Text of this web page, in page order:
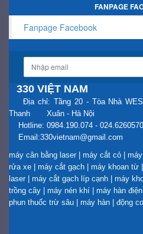
FANPAGE
Fanpage Facebook
330 VIỆT NAM
Địa chỉ: Tầng 20 - Tòa Nhà
Thanh Xuân - Hà Nội
Hotline: 0984.190.074 -
Email:330vietnam@gmail.com
máy cân bằng laser | máy cắt cỏ |
rửa xe | máy cắt gạch | máy khoan từ |
laser | máy cắt gạch líp cạnh | máy
trồng cây | máy nén khí | máy hàn
phun thuốc trừ sâu | máy hàn | động